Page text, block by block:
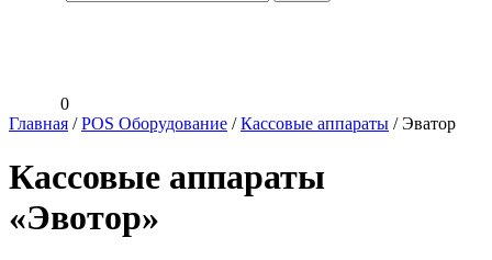
0
Главная /POS Оборудование /Кассовые аппараты /Эватор
Кассовые аппараты
«Эвотор»